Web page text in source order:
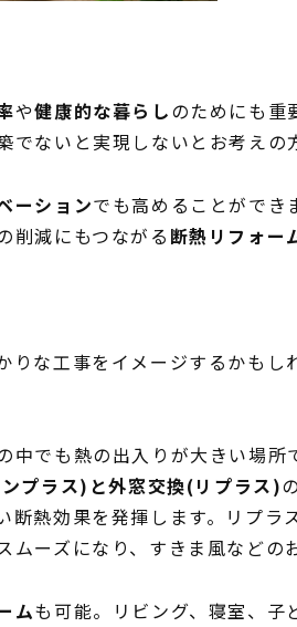
や健康的な暮らしのためにも重
ないと実現しないとお考えの
ーションでも高めることができ
削減にもつながる 断熱リフォー
りな工事をイメージするかもし
中でも熱の出入りが大きい場
プラス)と外窓交換(リプラス)
断熱効果を発揮します。リプ
ーズになり、すきま風などの
ムも可能。リビング、寝室、子